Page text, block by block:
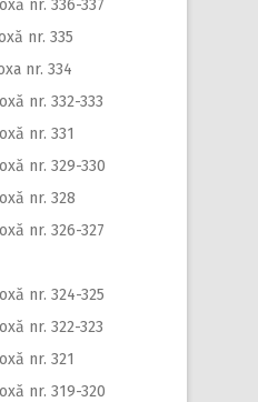
nr. 336-337
nr. 335
nr. 334
nr. 332-333
nr. 331
nr. 329-330
nr. 328
nr. 326-327
nr. 324-325
nr. 322-323
nr. 321
nr. 319-320